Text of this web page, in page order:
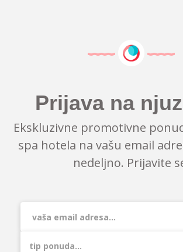
Prijava na
Ekskluzivne promotivne
spa hotela na vašu email
nedeljno. Prijavite